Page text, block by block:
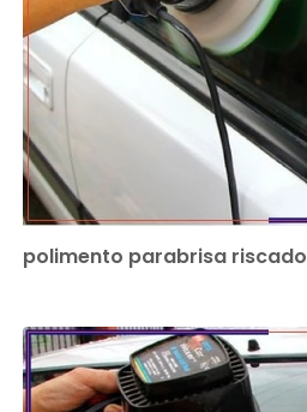
polimento parabrisa riscado